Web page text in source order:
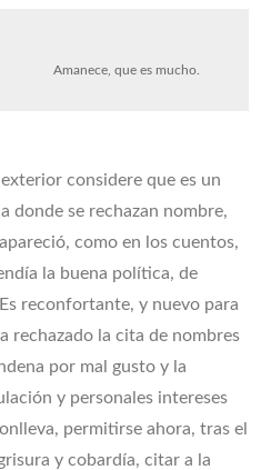
Amanece, que es mucho.
considere que es un
donde se rechazan nombre,
como en los cuentos,
la buena política, de
reconfortante, y nuevo para
rechazado la cita de nombres
por mal gusto y la
y personales intereses
permitirse ahora, tras el
y cobardía, citar a la